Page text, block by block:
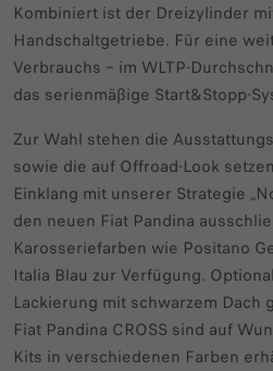
Kombiniert ist der Dreizylinder
Handschaltgetriebe. Für eine
Verbrauchs – im WLTP-
das serienmäßige Start&Stopp-
Zur Wahl stehen die
sowie die auf Offroad-Look
Einklang mit unserer Strategie
den neuen Fiat Pandina
Karosseriefarben wie Positano
Italia Blau zur Verfügung.
Lackierung mit schwarzem Dach
Fiat Pandina CROSS sind auf
Kits in verschiedenen Farben